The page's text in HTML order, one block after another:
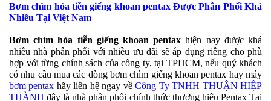
Bơm chìm hỏa tiễn giếng khoan pentax Được Phân Phối Khá
Nhiều Tại Việt Nam
Bơm chìm hỏa tiễn giếng khoan pentax hiện nay được khá
nhiều nhà phân phối với nhiều ưu đãi sẽ áp dụng riêng cho phù
hợp với từng chính sách của công ty, tại TPHCM, nếu quý khách
có nhu cầu mua các dòng bơm chìm giếng khoan pentax hay máy
bơm pentax hãy liên hệ ngay vềCông Ty TNHH THUẬN HIỆP
THÀNH đây là nhà phân phối chính thức thương hiệu Pentax Tại